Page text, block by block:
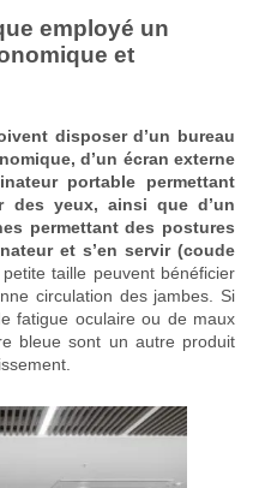
employé un
et
disposer d’un bureau
d’un écran externe
portable permettant
des yeux, ainsi que d’un
permettant des postures
et s’en servir (coude
taille peuvent bénéficier
circulation des jambes. Si
fatigue oculaire ou de maux
bleue sont un autre produit